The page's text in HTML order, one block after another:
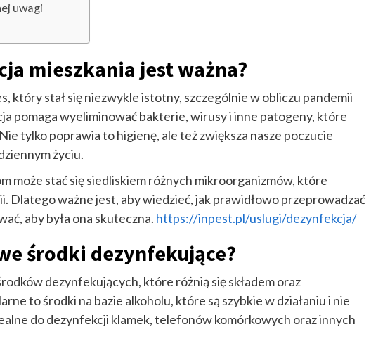
uwagi
mieszkania jest ważna?
który stał się niezwykle istotny, szczególnie w obliczu pandemii
pomaga wyeliminować bakterie, wirusy i inne patogeny, które
tylko poprawia to higienę, ale też zwiększa nasze poczucie
życiu.
może stać się siedliskiem różnych mikroorganizmów, które
Dlatego ważne jest, aby wiedzieć, jak prawidłowo przeprowadzać
aby była ona skuteczna. https://inpest.pl/uslugi/dezynfekcja/
środki dezynfekujące?
dezynfekujących, które różnią się składem oraz
to środki na bazie alkoholu, które są szybkie w działaniu i nie
do dezynfekcji klamek, telefonów komórkowych oraz innych